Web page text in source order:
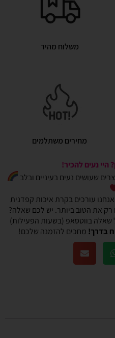
משלוח מהיר
מחירים משתלמים
היי נעים להכיר!
שעושים נעים בעיניים ובלב
עורכים בקרת איכות קפדנית
רק את הטוב ביותר. יש לכם שאלה?
שאלה בווטסאפ (בשעות הפעילות)
בדרך! מחכים להזמנה שלכם!